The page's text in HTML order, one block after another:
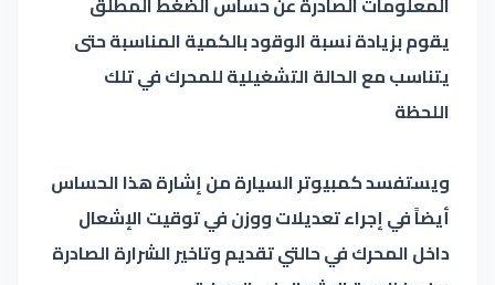
يقوم بزيادة نسبة الوقود بالكمية المناسبة حتى
يتناسب مع الحالة التشغيلية للمحرك في تلك
اللحظة
ويستفسد كمبيوتر السيارة من إشارة هذا الحساس
أيضاً في إجراء تعديلات ووزن في توقيت الإشعال
داخل المحرك في حالتي تقديم وتاخير الشرارة الصادرة